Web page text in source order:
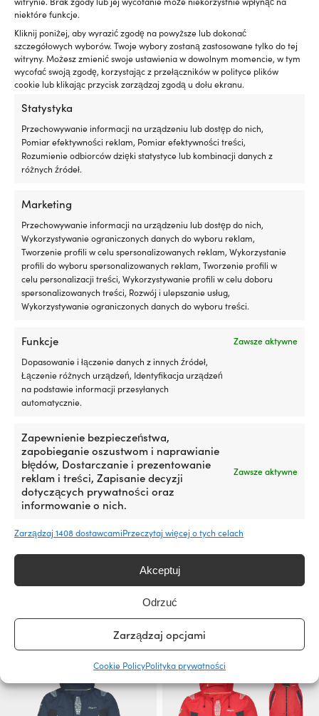
niektóre funkcje.
Kliknij poniżej, aby wyrazić zgodę na powyższe lub dokonać
szczegółowych wyborów. Twoje wybory zostaną zastosowane tylko do tej
witryny. Możesz zmienić swoje ustawienia w dowolnym momencie, w tym
wycofać swoją zgodę, korzystając z przełączników w polityce plików
cookie lub klikając przycisk zarządzaj zgodą u dołu ekranu.
Statystyka
Przechowywanie informacji na urządzeniu lub dostęp do nich,
Pomiar efektywności reklam, Pomiar efektywności treści,
Rozumienie odbiorców dzięki statystyce lub kombinacji danych z
różnych źródeł.
Marketing
Przechowywanie informacji na urządzeniu lub dostęp do nich,
Wykorzystywanie ograniczonych danych do wyboru reklam,
Tworzenie profili w celu spersonalizowanych reklam, Wykorzystanie
profili do wyboru spersonalizowanych reklam, Tworzenie profili w
celu personalizacji treści, Wykorzystywanie profili w celu doboru
spersonalizowanych treści, Rozwój i ulepszanie usług,
Wykorzystywanie ograniczonych danych do wyboru treści.
Funkcje
Zawsze aktywne
Dopasowanie i łączenie danych z innych źródeł,
Łączenie różnych urządzeń, Identyfikacja urządzeń
na podstawie informacji przesyłanych
automatycznie.
Zapewnienie bezpieczeństwa,
zapobieganie oszustwom i naprawianie
błędów, Dostarczanie i prezentowanie
reklam i treści, Zapisanie decyzji
dotyczących prywatności oraz
informowanie o nich.
Zawsze aktywne
Zarządzaj 1408 dostawcamiPrzeczytaj więcej o tych celach
Akceptuj
Odrzuć
Zarządzaj opcjami
Cookie PolicyPolityka prywatności
Essential Fast Dry Crew Cap,
Biała, Uniwersalny rozmiar
Rek.32,10€Pierwotna
cena
26,81 €Aktualna
cena
VAT wlicz.
31 W MAGAZYNIE (MOŻE BYĆ
ZAMÓWIONY)
wiele
wariantów.
Opcje
można
wybrać
produktu
Offshore 2.0, Black, mężczyźni
Rek.319,99€
cena
wynosiła:
319,99 €.
cena
Cena pakietu!
produkt
wiele
Opcje
można
wybrać
stronie
produktu
Odzież żeglarska Musto BR2
Offshore 2.0, True Navy, męska
Rek.779,99€Pierwotna
569,99€Aktualna
Czapka żeglarska Musto
Essential Fast Dry Crew Cap,
Light Stone, One-Size
€PierwotnaAktualna
VAT wlicz.
Wodoodporne etui na telefon
Smart Phone Case 2.0 Black
22,90€
ma
wiele
wariantów.
można
wybrać
na
stronie
produktu
Spodnie żeglarskie Musto BR2
Offshore 2.0, Black, damskie
Rek.319,99€Pierwotna
od229,99€
od
Cena pakietu!